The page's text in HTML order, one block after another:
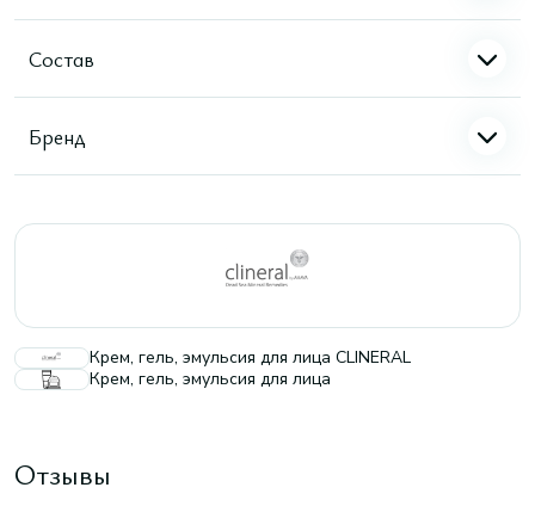
Состав
Бренд
Крем, гель, эмульсия для лица CLINERAL
Крем, гель, эмульсия для лица
Отзывы